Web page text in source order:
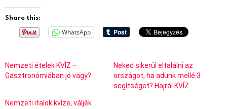
Share this:
WhatsApp
Nemzeti ételek KVÍZ –
Gasztronómiában jó vagy?
Neked sikerül eltalálni az
országot, ha adunk mellé 3
segítséget? Hajrá! KVÍZ
Nemzeti italok kvíze, váljék